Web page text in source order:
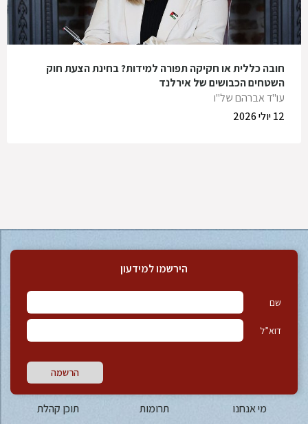
חובה כללית או חקיקה תפורה למידות? בחינת הצעת חוק
השטחים הכבושים של אירלנד
עו"ד אברהם של"ו
12 יולי 2026
הירשמו למידעון
שם
דוא”ל
הרשמה
מי אנחנו תרומות
תוכן קהלת